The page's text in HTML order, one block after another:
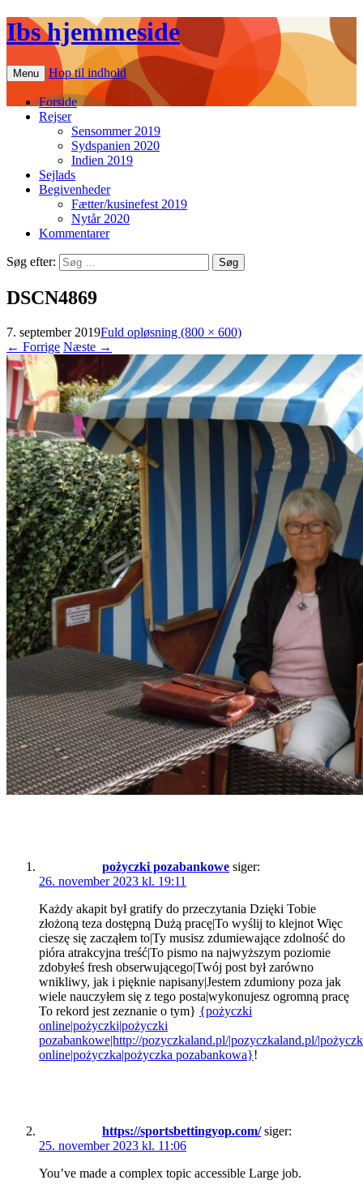
Ibs hjemmeside
Menu Hop til indhold
Forside
Rejser
Sensommer 2019
Sydspanien 2020
Indien 2019
Sejlads
Begivenheder
Fætter/kusinefest 2019
Nytår 2020
Kommentarer
Søg efter:
DSCN4869
7. september 2019Fuld opløsning (800 × 600)
← Forrige Næste →
pożyczki pozabankowe siger:
26. november 2023 kl. 19:11
Każdy akapit był gratify do przeczytania Dzięki Tobie
złożoną teza dostępną Dużą pracę|To wyślij to klejnot Więc
cieszę się zacząłem to|Ty musisz zdumiewające zdolność do
pióra atrakcyjna treść|To pismo na najwyższym poziomie
zdobyłeś fresh obserwującego|Twój post był zarówno
wnikliwy, jak i pięknie napisany|Jestem zdumiony poza jak
wiele nauczyłem się z tego posta|wykonujesz ogromną pracę
To rekord jest zeznanie o tym} {pożyczki
online|pożyczki|pożyczki
pozabankowe|http://pozyczkaland.pl/|pozyczkaland.pl/
online|pożyczka|pożyczka pozabankowa}!
https://sportsbettingyop.com/ siger:
25. november 2023 kl. 11:06
You’ve made a complex topic accessible Large job.